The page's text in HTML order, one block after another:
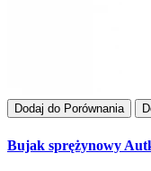
Dodaj do Porównania
Bujak sprężynowy